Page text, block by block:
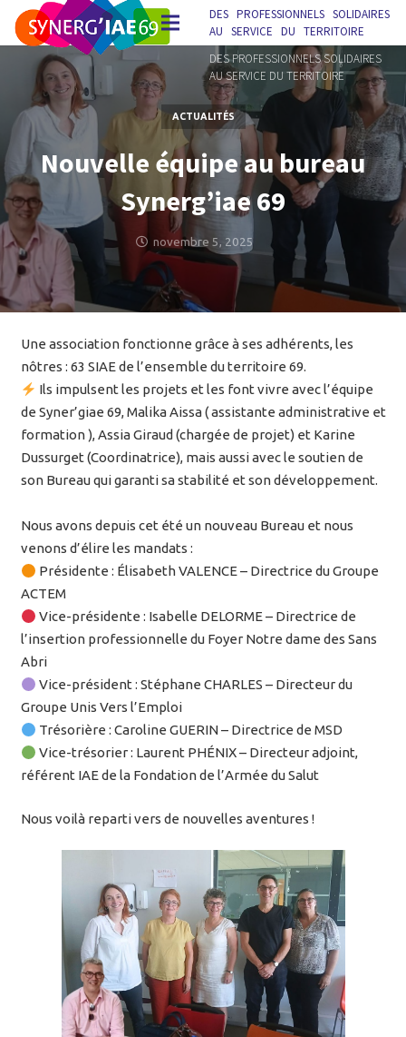
DES PROFESSIONNELS SOLIDAIRES
AU SERVICE DU TERRITOIRE
DES PROFESSIONNELS SOLIDAIRES
AU SERVICE DU TERRITOIRE
Nouvelle équipe au bureau
Synerg’iae 69
novembre 5, 2025
ACTUALITÉS
Une association fonctionne grâce à ses adhérents, les
nôtres : 63 SIAE de l’ensemble du territoire 69.
Ils impulsent les projets et les font vivre avec l’équipe
de Syner’giae 69, Malika Aissa ( assistante administrative et
formation ), Assia Giraud (chargée de projet) et Karine
Dussurget (Coordinatrice), mais aussi avec le soutien de
son Bureau qui garanti sa stabilité et son développement.
Nous avons depuis cet été un nouveau Bureau et nous
venons d’élire les mandats :
Présidente : Élisabeth VALENCE – Directrice du Groupe
ACTEM
Vice-présidente : Isabelle DELORME – Directrice de
l’insertion professionnelle du Foyer Notre dame des Sans
Abri
Vice-président : Stéphane CHARLES – Directeur du
Groupe Unis Vers l’Emploi
Trésorière : Caroline GUERIN – Directrice de MSD
Vice-trésorier : Laurent PHÉNIX – Directeur adjoint,
référent IAE de la Fondation de l’Armée du Salut
Nous voilà reparti vers de nouvelles aventures !